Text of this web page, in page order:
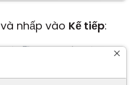
và nhấp vào Kế tiếp: